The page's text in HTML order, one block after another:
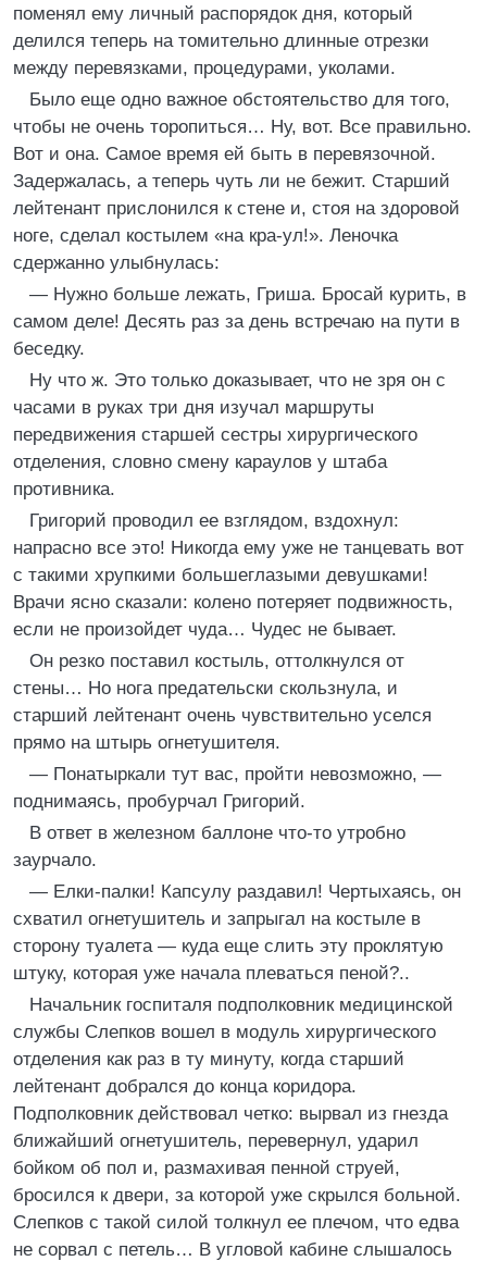
поменял ему личный распорядок дня, который
делился теперь на томительно длинные отрезки
между перевязками, процедурами, уколами.
Было еще одно важное обстоятельство для того,
чтобы не очень торопиться… Ну, вот. Все правильно.
Вот и она. Самое время ей быть в перевязочной.
Задержалась, а теперь чуть ли не бежит. Старший
лейтенант прислонился к стене и, стоя на здоровой
ноге, сделал костылем «на кра-ул!». Леночка
сдержанно улыбнулась:
— Нужно больше лежать, Гриша. Бросай курить, в
самом деле! Десять раз за день встречаю на пути в
беседку.
Ну что ж. Это только доказывает, что не зря он с
часами в руках три дня изучал маршруты
передвижения старшей сестры хирургического
отделения, словно смену караулов у штаба
противника.
Григорий проводил ее взглядом, вздохнул:
напрасно все это! Никогда ему уже не танцевать вот
с такими хрупкими большеглазыми девушками!
Врачи ясно сказали: колено потеряет подвижность,
если не произойдет чуда… Чудес не бывает.
Он резко поставил костыль, оттолкнулся от
стены… Но нога предательски скользнула, и
старший лейтенант очень чувствительно уселся
прямо на штырь огнетушителя.
— Понатыркали тут вас, пройти невозможно, —
поднимаясь, пробурчал Григорий.
В ответ в железном баллоне что-то утробно
заурчало.
— Елки-палки! Капсулу раздавил! Чертыхаясь, он
схватил огнетушитель и запрыгал на костыле в
сторону туалета — куда еще слить эту проклятую
штуку, которая уже начала плеваться пеной?..
Начальник госпиталя подполковник медицинской
службы Слепков вошел в модуль хирургического
отделения как раз в ту минуту, когда старший
лейтенант добрался до конца коридора.
Подполковник действовал четко: вырвал из гнезда
ближайший огнетушитель, перевернул, ударил
бойком об пол и, размахивая пенной струей,
бросился к двери, за которой уже скрылся больной.
Слепков с такой силой толкнул ее плечом, что едва
не сорвал с петель… В угловой кабине слышалось